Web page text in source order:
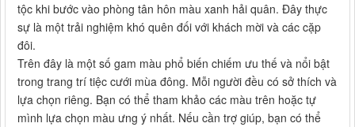
tộc khi bước vào phòng tân hôn màu xanh hải quân. Đây thực
sự là một trải nghiệm khó quên đối với khách mời và các cặp
đôi.
Trên đây là một số gam màu phổ biến chiếm ưu thế và nổi bật
trong trang trí tiệc cưới mùa đông. Mỗi người đều có sở thích và
lựa chọn riêng. Bạn có thể tham khảo các màu trên hoặc tự
mình lựa chọn màu ưng ý nhất. Nếu cần trợ giúp, bạn có thể